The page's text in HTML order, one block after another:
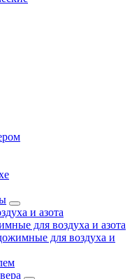
и азота
для воздуха и азота
для воздуха и